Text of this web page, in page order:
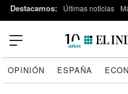
Destacamos: Últimas noticias
OPINIÓN ESPAÑA